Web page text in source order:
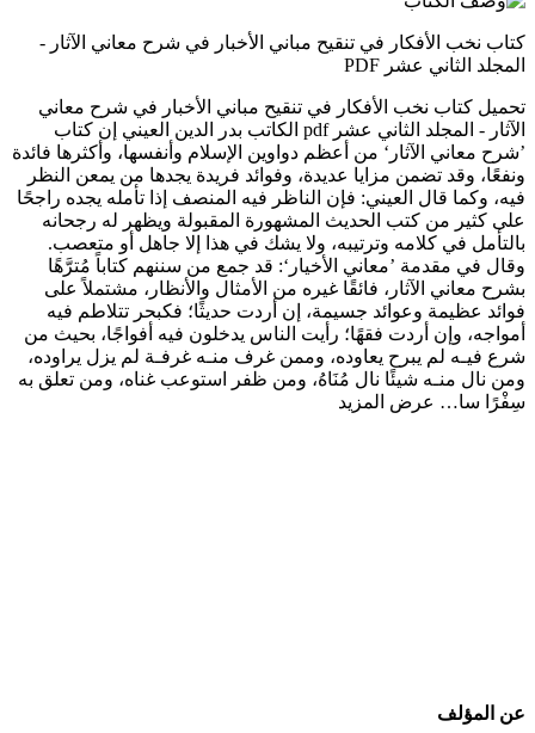
كتاب نخب الأفكار في تنقيح مباني الأخبار في شرح معاني الآثار -
المجلد الثاني عشر PDF
تحميل كتاب نخب الأفكار في تنقيح مباني الأخبار في شرح معاني
الآثار - المجلد الثاني عشر pdf الكاتب بدر الدين العيني إن كتاب
’شرح معاني الآثار‘ من أعظم دواوين الإسلام وأنفسها، وأكثرها فائدة
ونفعًا، وقد تضمن مزايا عديدة، وفوائد فريدة يجدها من يمعن النظر
فيه، وكما قال العيني: فإن الناظر فيه المنصف إذا تأمله يجده راجحًا
على كثير من كتب الحديث المشهورة المقبولة ويظهر له رجحانه
بالتأمل في كلامه وترتيبه، ولا يشك في هذا إلا جاهل أو متعصب.
وقال في مقدمة ’معاني الأخيار‘: قد جمع من سننهم كتاباً مُترَّهًا
بشرح معاني الآثار، فائقًا غيره من الأمثال والأنظار، مشتملاً على
فوائد عظيمة وعوائد جسيمة، إن أردت حديثًا؛ فكبحر تتلاطم فيه
أمواجه، وإن أردت فقهًا؛ رأيت الناس يدخلون فيه أفواجًا، بحيث من
شرع فيـه لم يبرح يعاوده، وممن غرف منـه غرفـة لم يزل يراوده،
ومن نال منـه شيئًا نال مُنَاهُ، ومن ظفر استوعب غناه، ومن تعلق به
سِفْرًا سا… عرض المزيد
عن المؤلف